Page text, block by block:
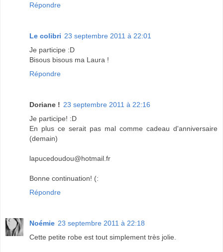
Répondre
Le colibri 23 septembre 2011 à 22:01
Je participe :D
Bisous bisous ma Laura !
Répondre
Doriane ! 23 septembre 2011 à 22:16
Je participe! :D
En plus ce serait pas mal comme cadeau d'anniversaire
(demain)
lapucedoudou@hotmail.fr
Bonne continuation! (:
Répondre
Noémie 23 septembre 2011 à 22:18
Cette petite robe est tout simplement très jolie.